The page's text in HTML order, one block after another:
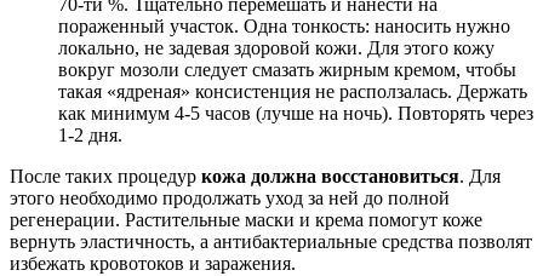
70-ти %. Тщательно перемешать и нанести на
пораженный участок. Одна тонкость: наносить нужно
локально, не задевая здоровой кожи. Для этого кожу
вокруг мозоли следует смазать жирным кремом, чтобы
такая «ядреная» консистенция не расползалась. Держать
как минимум 4-5 часов (лучше на ночь). Повторять через
1-2 дня.
После таких процедур кожа должна восстановиться. Для
этого необходимо продолжать уход за ней до полной
регенерации. Растительные маски и крема помогут коже
вернуть эластичность, а антибактериальные средства позволят
избежать кровотоков и заражения.